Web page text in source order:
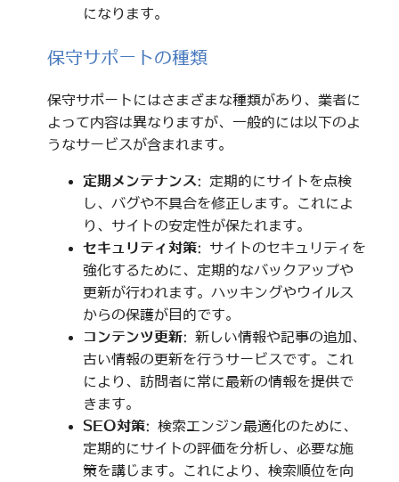
になります。
保守サポートの種類
保守サポートにはさまざまな種類があり、業者に
よって内容は異なりますが、一般的には以下のよ
うなサービスが含まれます。
定期メンテナンス: 定期的にサイトを点検
し、バグや不具合を修正します。これによ
り、サイトの安定性が保たれます。
セキュリティ対策: サイトのセキュリティを
強化するために、定期的なバックアップや
更新が行われます。ハッキングやウイルス
からの保護が目的です。
コンテンツ更新: 新しい情報や記事の追加、
古い情報の更新を行うサービスです。これ
により、訪問者に常に最新の情報を提供で
きます。
SEO対策: 検索エンジン最適化のために、
定期的にサイトの評価を分析し、必要な施
策を講じます。これにより、検索順位を向